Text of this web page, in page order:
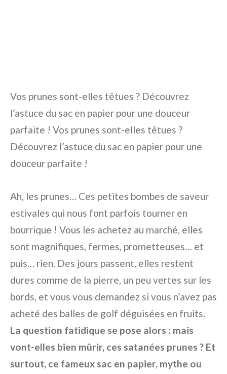
Vos prunes sont-elles têtues ? Découvrez
l’astuce du sac en papier pour une douceur
parfaite ! Vos prunes sont-elles têtues ?
Découvrez l’astuce du sac en papier pour une
douceur parfaite !
Ah, les prunes… Ces petites bombes de saveur
estivales qui nous font parfois tourner en
bourrique ! Vous les achetez au marché, elles
sont magnifiques, fermes, prometteuses… et
puis… rien. Des jours passent, elles restent
dures comme de la pierre, un peu vertes sur les
bords, et vous vous demandez si vous n’avez pas
acheté des balles de golf déguisées en fruits.
La question fatidique se pose alors : mais
vont-elles bien mûrir, ces satanées prunes ? Et
surtout, ce fameux sac en papier, mythe ou